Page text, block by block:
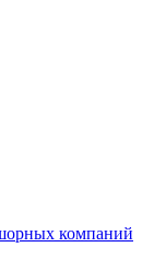
компаний